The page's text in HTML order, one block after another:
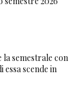
la semestrale con
essa scende in